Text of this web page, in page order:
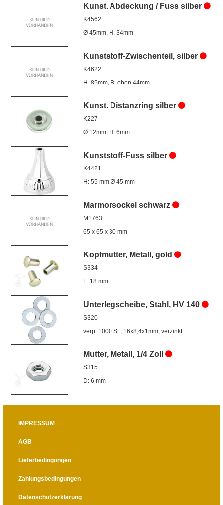
Kunst. Abdeckung / Fuss silber
K4562
Ø 45mm, H. 34mm
Kunststoff-Zwischenteil, silber
K4622
H. 85mm, B. oben 44mm
Kunst. Distanzring silber
K227
Ø 12mm, H. 6mm
Kunststoff-Fuss silber
K4421
H: 55 mm Ø 45 mm
Marmorsockel schwarz
M1763
65 x 65 x 30 mm
Kopfmutter, Metall, gold
S334
L: 18 mm
Unterlegscheibe, Stahl, HV 140
S320
verp. 1000 St., 16x8,4x1mm, verzinkt
Mutter, Metall, 1/4 Zoll
S315
D: 6 mm
IMPRESSUM
AGB
Lieferbedingungen
Zahlungsbedingungen
Datenschutzerklärung